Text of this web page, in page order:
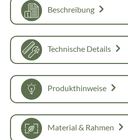
Beschreibung
Technische Details
Produkthinweise
Material & Rahmen